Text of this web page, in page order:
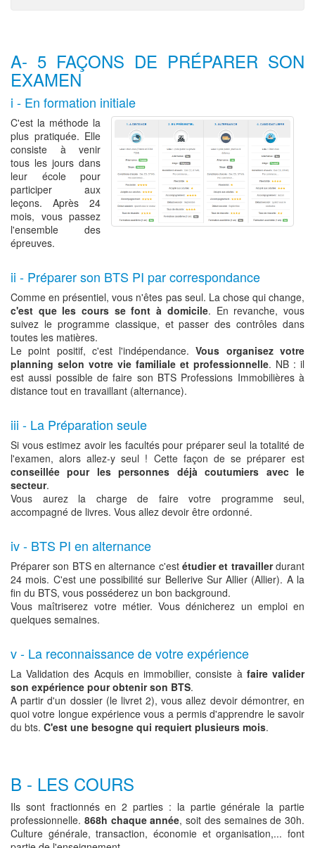
A- 5 FAÇONS DE PRÉPARER SON
EXAMEN
i - En formation initiale
C'est la méthode la
plus pratiquée. Elle
consiste à venir
tous les jours dans
leur école pour
participer aux
leçons. Après 24
mois, vous passez
l'ensemble des
épreuves.
ii - Préparer son BTS PI par correspondance
Comme en présentiel, vous n'êtes pas seul. La chose qui change,
c'est que les cours se font à domicile. En revanche, vous
suivez le programme classique, et passer des contrôles dans
toutes les matières.
Le point positif, c'est l'indépendance.Vous organisez votre
planning selon votre vie familiale et professionnelle. NB : il
est aussi possible de faire son BTS Professions Immobilières à
distance tout en travaillant (alternance).
iii - La Préparation seule
Si vous estimez avoir les facultés pour préparer seul la totalité de
l'examen, alors allez-y seul ! Cette façon de se préparer est
conseillée pour les personnes déjà coutumiers avec le
secteur.
Vous aurez la charge de faire votre programme seul,
accompagné de livres. Vous allez devoir être ordonné.
iv - BTS PI en alternance
Préparer son BTS en alternance c'est étudier et travaillerdurant
24 mois. C'est une possibilité sur Bellerive Sur Allier (Allier). A la
fin du BTS, vous posséderez un bon background.
Vous maîtriserez votre métier. Vous dénicherez un emploi en
quelques semaines.
v - La reconnaissance de votre expérience
La Validation des Acquis en immobilier, consiste à faire valider
son expérience pour obtenir son BTS.
A partir d'un dossier (le livret 2), vous allez devoir démontrer, en
quoi votre longue expérience vous a permis d'apprendre le savoir
du bts. C'est une besogne qui requiert plusieurs mois.
B - LES COURS
Ils sont fractionnés en 2 parties : la partie générale la partie
professionnelle. 868h chaque année, soit des semaines de 30h.
Culture générale, transaction, économie et organisation,... font